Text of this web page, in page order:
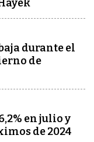
durante el
de
en julio y
de 2024